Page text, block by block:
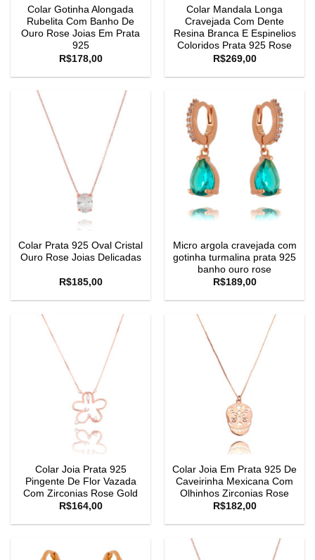
Colar Gotinha Alongada
Rubelita Com Banho De
Ouro Rose Joias Em Prata
925
R$178,00
Colar Mandala Longa
Cravejada Com Dente
Resina Branca E Espinelios
Coloridos Prata 925 Rose
R$269,00
Colar Prata 925 Oval Cristal
Ouro Rose Joias Delicadas
R$185,00
Micro argola cravejada com
gotinha turmalina prata 925
banho ouro rose
R$189,00
Colar Joia Prata 925
Pingente De Flor Vazada
Com Zirconias Rose Gold
R$164,00
Colar Joia Em Prata 925 De
Caveirinha Mexicana Com
Olhinhos Zirconias Rose
R$182,00